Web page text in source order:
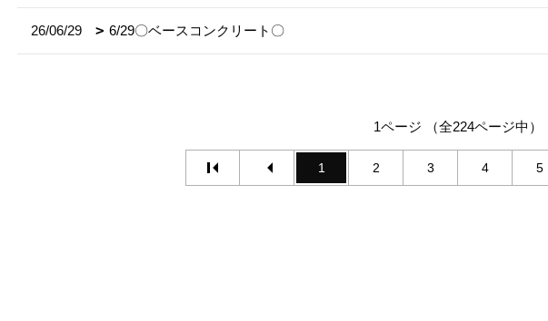
26/06/29 6/29〇ベースコンクリート〇
1ページ （全224ページ中）
1 2 3 4 5